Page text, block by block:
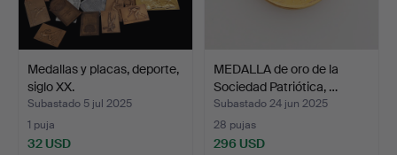
Medallas y placas, deporte,
siglo XX.
Subastado 5 jul 2025
1 puja
32 USD
MEDALLA de oro de la
Sociedad Patriótica, …
Subastado 24 jun 2025
28 pujas
296 USD